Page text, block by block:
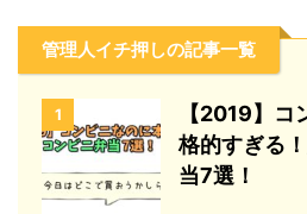
管理人イチ押しの記事一覧
1
【2019】コ
格的すぎる
当7選！